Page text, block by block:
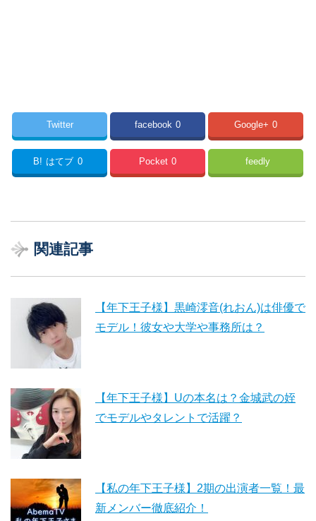
Twitter facebook 0 Google+ 0
B! はてブ 0 Pocket 0 feedly
関連記事
【年下王子様】黒崎澪音(れおん)は俳優で
モデル！彼女や大学や事務所は？
【年下王子様】Uの本名は？金城武の姪
でモデルやタレントで活躍？
【私の年下王子様】2期の出演者一覧！最
新メンバー徹底紹介！